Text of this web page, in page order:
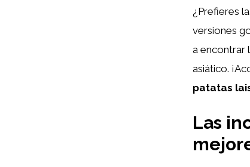
¿Prefieres
versiones
a encontrar
asiático.
patatas
Las